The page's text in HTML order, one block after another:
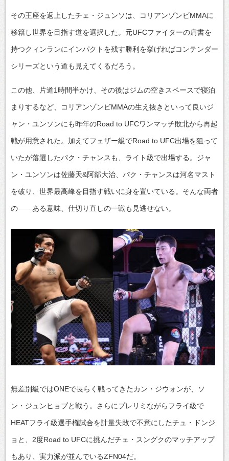
その王座を返上したチェ・ジュンソは、コリアンゾンビMMAに
移籍し世界を目指す道を選択した。元UFCファイターの肩書を
持つクィンランにインパクトを残す勝利を挙げればコンテンダー
シリーズという道も見えてくるだろう。
この他、片道1時間半かけ、その後はジムの空きスペースで寝泊
まりするなど、コリアンゾンビMMAの生え抜きといって良いジ
ャン・ユンソンにも昨年のRoad to UFCワンマッチ敗北から再起
戦が用意された。加えてフェザー級でRoad to UFC出場を狙って
いたが落選したパク・チャンスも、ライト級で出場する。ジャ
ン・ユンソンは佐藤天&阿部大治、パク・チャンスは河名マスト
を破り、世界最高峰を目指す戦いに身を置いている。そんな両者
の――ある意味、仕切り直しの一戦も見逃せない。
無差別級ではONEで長らく戦ってきたカン・ジウォンが、ソ
ン・ジュンヒョプと戦う。さらにプレリミながらフライ級で
HEATフライ級選手権試合を計量失敗で不意にしたチュ・ドンジ
ョと、2度Road to UFCに挑んだチェ・スングクのマッチアップ
もあり、実力派が並んでいるZFN04だ。